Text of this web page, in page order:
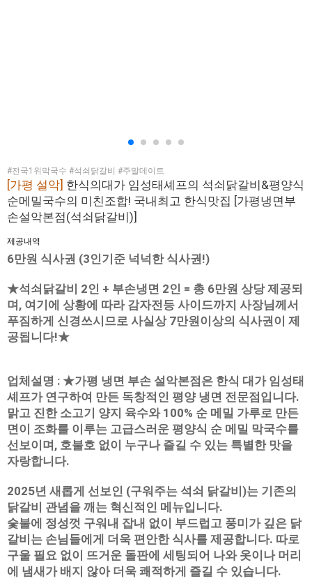
#전국1위막국수 #석쇠닭갈비 #주말데이트
[가평 설악] 한식의대가 임성태셰프의 석쇠닭갈비&평양식
순메밀국수의 미친조합! 국내최고 한식맛집 [가평냉면부
손설악본점(석쇠닭갈비)]
제공내역
6만원 식사권 (3인기준 넉넉한 식사권!)
★석쇠닭갈비 2인 + 부손냉면 2인 = 총 6만원 상당 제공되
며, 여기에 상황에 따라 감자전등 사이드까지 사장님께서
푸짐하게 신경쓰시므로 사실상 7만원이상의 식사권이 제
공됩니다!★
업체설명 : ★가평 냉면 부손 설악본점은 한식 대가 임성태
셰프가 연구하여 만든 독창적인 평양 냉면 전문점입니다.
맑고 진한 소고기 양지 육수와 100% 순 메밀 가루로 만든
면이 조화를 이루는 고급스러운 평양식 순 메밀 막국수를
선보이며, 호불호 없이 누구나 즐길 수 있는 특별한 맛을
자랑합니다.
2025년 새롭게 선보인 (구워주는 석쇠 닭갈비)는 기존의
닭갈비 관념을 깨는 혁신적인 메뉴입니다.
숯불에 정성껏 구워내 잡내 없이 부드럽고 풍미가 깊은 닭
갈비는 손님들에게 더욱 편안한 식사를 제공합니다. 따로
구울 필요 없이 뜨거운 돌판에 세팅되어 나와 옷이나 머리
에 냄새가 배지 않아 더욱 쾌적하게 즐길 수 있습니다.